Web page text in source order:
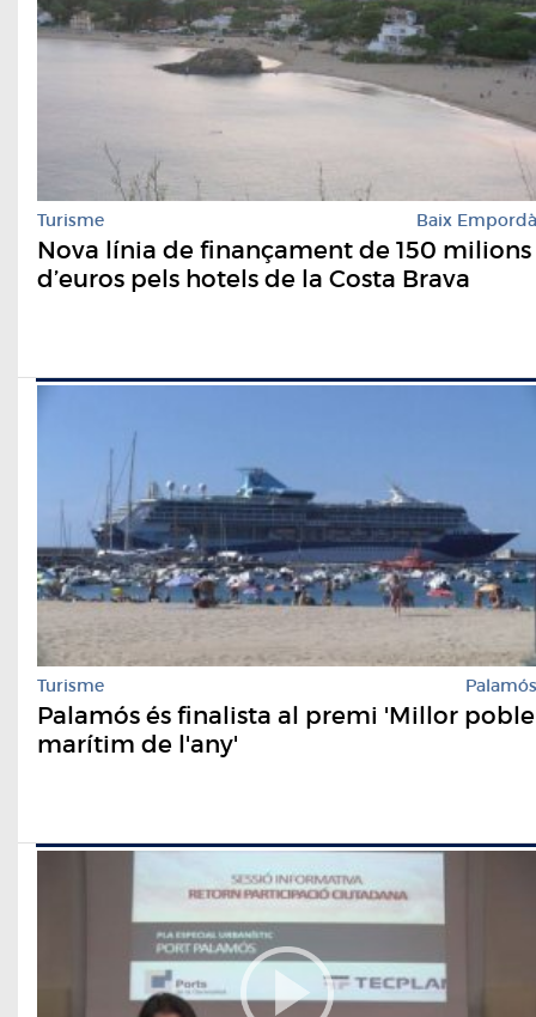
Turisme Baix Empordà
Nova línia de finançament de 150 milions
d’euros pels hotels de la Costa Brava
Turisme Palamós
Palamós és finalista al premi 'Millor poble
marítim de l'any'